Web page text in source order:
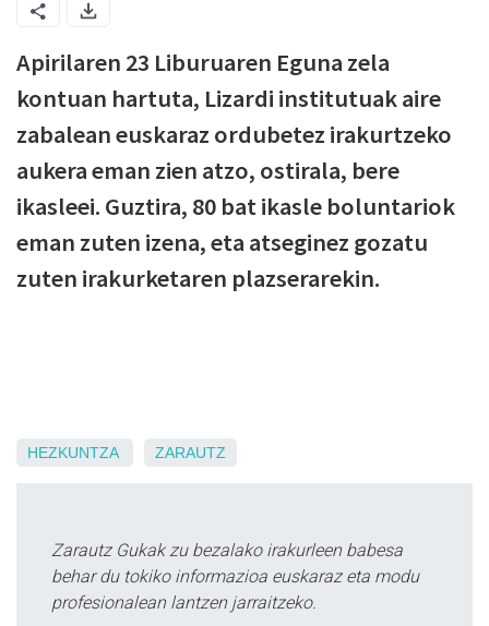
Apirilaren 23 Liburuaren Eguna zela
kontuan hartuta, Lizardi institutuak aire
zabalean euskaraz ordubetez irakurtzeko
aukera eman zien atzo, ostirala, bere
ikasleei. Guztira, 80 bat ikasle boluntariok
eman zuten izena, eta atseginez gozatu
zuten irakurketaren plazserarekin.
HEZKUNTZA ZARAUTZ
Zarautz Gukak zu bezalako irakurleen babesa
behar du tokiko informazioa euskaraz eta modu
profesionalean lantzen jarraitzeko.